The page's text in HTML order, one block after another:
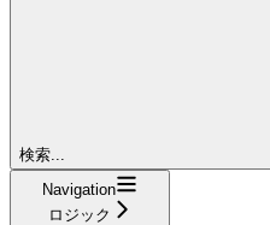
検索...
Navigation
ロジック